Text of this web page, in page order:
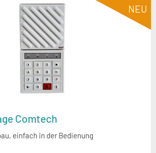
Comtech
einfach in der Bedienung
NEU